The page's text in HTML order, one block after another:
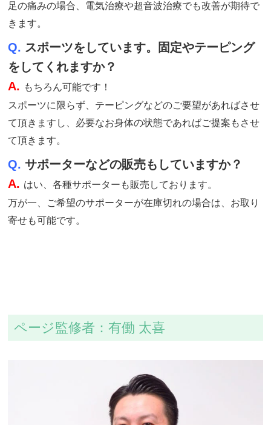
足の痛みの場合、電気治療や超音波治療でも改善が期待で
きます。
Q. スポーツをしています。固定やテーピング
をしてくれますか？
A. もちろん可能です！
スポーツに限らず、テーピングなどのご要望があればさせ
て頂きますし、必要なお身体の状態であればご提案もさせ
て頂きます。
Q.サポーターなどの販売もしていますか？
A. はい、各種サポーターも販売しております。
万が一、ご希望のサポーターが在庫切れの場合は、お取り
寄せも可能です。
ページ監修者：有働 太喜